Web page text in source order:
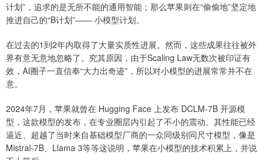
计划”，追求的是无所不能的通用智能；那么苹果则在“偷偷地”坚定地
推进自己的“B计划”—— 小模型计划。
在过去的1到2年内取得了大量实质性进展。然而，这些成果往往被外
界有意无意地忽略了。究其原因，由于Scaling Law无数次被印证有
效，AI圈子一直信奉“大力出奇迹”，所以对小模型的进展常常并不在
意。
2024年7月，苹果就曾在 Hugging Face 上发布 DCLM-7B 开源模
型，这款模型的发布，在专业圈层内引起了不小的震动。其性能已经
逼近、超越了当时来自基础模型厂商的一众同级别同尺寸模型，像是
Mistral-7B、Llama 3等等这说明，苹果在小模型的技术积累上，并说